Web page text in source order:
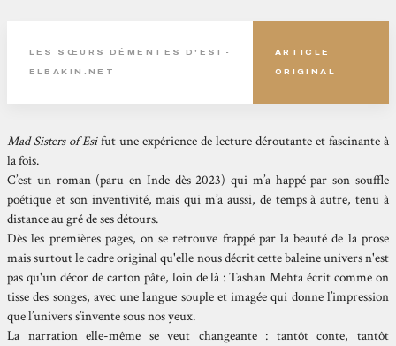
LES SŒURS DÉMENTES D'ESI -
ELBAKIN.NET
ARTICLE
ORIGINAL
Mad Sisters of Esifut une expérience de lecture déroutante et fascinante à
la fois.
C’est un roman (paru en Inde dès 2023) qui m’a happé par son souffle
poétique et son inventivité, mais qui m’a aussi, de temps à autre, tenu à
distance au gré de ses détours.
Dès les premières pages, on se retrouve frappé par la beauté de la prose
mais surtout le cadre original qu'elle nous décrit cette baleine univers n'est
pas qu'un décor de carton pâte, loin de là : Tashan Mehta écrit comme on
tisse des songes, avec une langue souple et imagée qui donne l’impression
que l’univers s’invente sous nos yeux.
La narration elle-même se veut changeante : tantôt conte, tantôt